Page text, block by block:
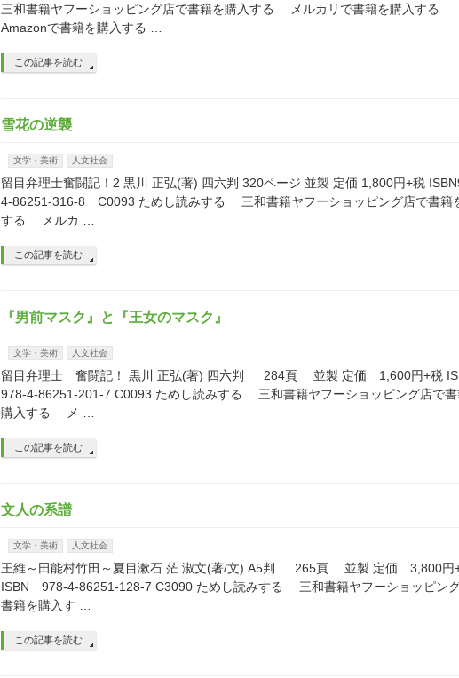
三和書籍ヤフーショッピング店で書籍を購入する メルカリで書籍を購入する
Amazonで書籍を購入する …
この記事を読む
雪花の逆襲
文学・美術 人文社会
留目弁理士奮闘記！2 黒川 正弘(著) 四六判 320ページ 並製 定価 1,800円+税
4-86251-316-8 C0093 ためし読みする 三和書籍ヤフーショッピング店で書籍
する メルカ …
この記事を読む
『男前マスク』と『王女のマスク』
文学・美術 人文社会
留目弁理士 奮闘記！ 黒川 正弘(著) 四六判 284頁 並製 定価 1,600円+税
978-4-86251-201-7 C0093 ためし読みする 三和書籍ヤフーショッピング店で書
購入する メ …
この記事を読む
文人の系譜
文学・美術 人文社会
王維～田能村竹田～夏目漱石 茫 淑文(著/文) A5判 265頁 並製 定価 3,800円
ISBN 978-4-86251-128-7 C3090 ためし読みする 三和書籍ヤフーショッピン
書籍を購入す …
この記事を読む